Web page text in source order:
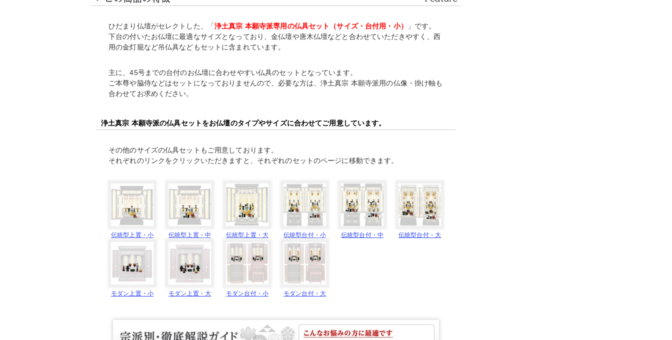
ひだまり仏壇がセレクトした、「浄土真宗 本願寺派専用の仏具セット（サイズ・台付用・小）
」です。
下台の付いたお仏壇に最適なサイズとなっており、金仏壇や唐木仏壇などと合わせていただきやすく、西
用の金灯籠など吊仏具などもセットに含まれています。
主に、45号までの台付のお仏壇に合わせやすい仏具のセットとなっています。
ご本尊や脇侍などはセットになっておりませんので、必要な方は、浄土真宗 本願寺派用の仏像・掛け軸も
合わせてお求めください。
浄土真宗 本願寺派の仏具セットをお仏壇のタイプやサイズに合わせてご用意しています。
その他のサイズの仏具セットもご用意しております。
それぞれのリンクをクリックいただきますと、それぞれのセットのページに移動できます。
伝統型上置・小 伝統型上置・中 伝統型上置・大 伝統型台付・小 伝統型台付・中 伝統型台付・大
モダン上置・小 モダン上置・大 モダン台付・小 モダン台付・大